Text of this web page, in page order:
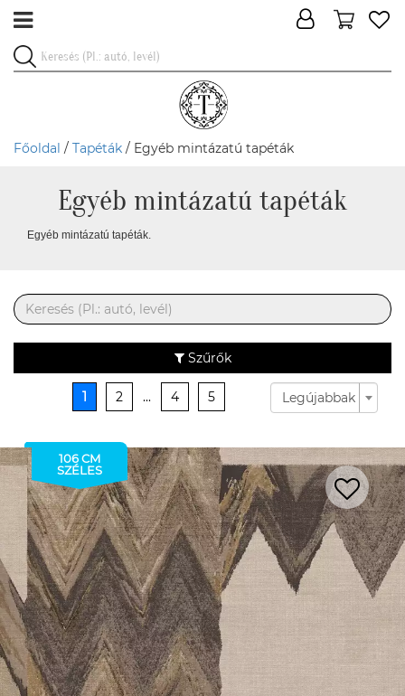
Főoldal / Tapéták / Egyéb mintázatú tapéták
Egyéb mintázatú tapéták
Egyéb mintázatú tapéták.
Szűrők
1 2 ... 4 5 Legújabbak
106 CM
SZÉLES